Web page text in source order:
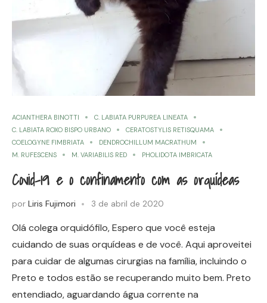
ACIANTHERA BINOTTI
C. LABIATA PURPUREA LINEATA
C. LABIATA ROXO BISPO URBANO
CERATOSTYLIS RETISQUAMA
COELOGYNE FIMBRIATA
DENDROCHILLUM MACRATHUM
M. RUFESCENS
M. VARIABILIS RED PHOLIDOTA IMBRICATA
Covid-19 e o confinamento com as orquídeas
por Liris Fujimori 3 de abril de 2020
Olá colega orquidófilo, Espero que você esteja
cuidando de suas orquídeas e de você. Aqui aproveitei
para cuidar de algumas cirurgias na família, incluindo o
Preto e todos estão se recuperando muito bem. Preto
entendiado, aguardando água corrente na